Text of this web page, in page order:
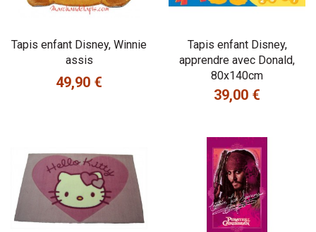
Tapis enfant Disney, Winnie
assis
Prix
49,90 €
Tapis enfant Disney,
apprendre avec Donald,
80x140cm
Prix
39,00 €